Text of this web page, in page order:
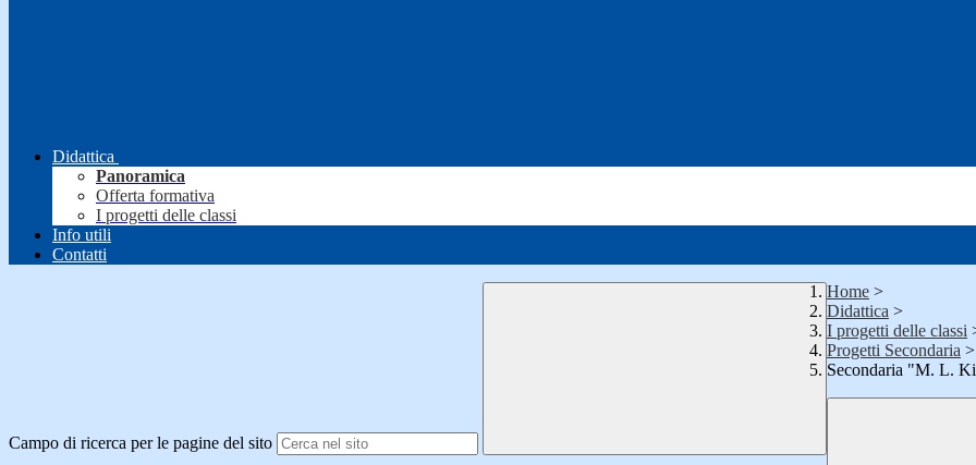
Didattica
Panoramica
Offerta formativa
I progetti delle classi
Info utili
Contatti
Campo di ricerca per le pagine del sito
Home >
Didattica >
I progetti delle classi
Progetti Secondaria >
Secondaria "M. L.